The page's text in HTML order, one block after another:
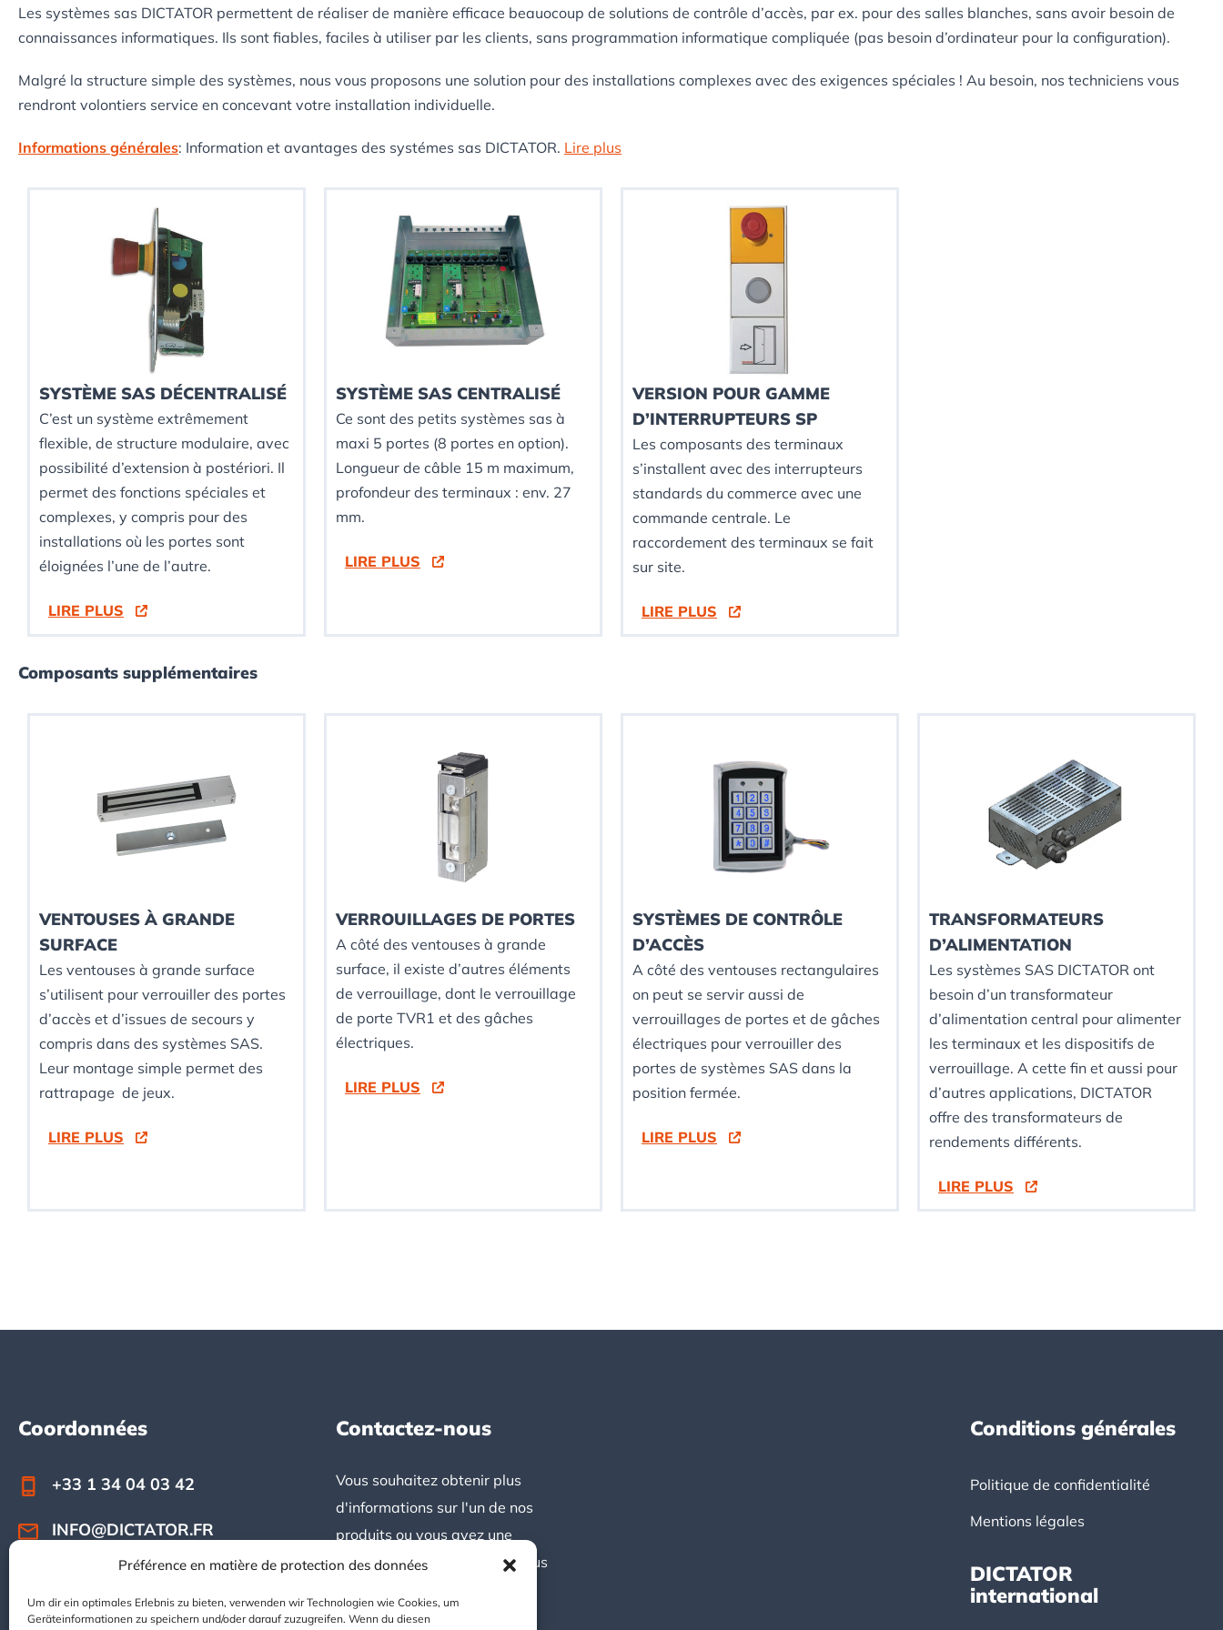
Préférence en matière de protection des données
Um dir ein optimales Erlebnis zu bieten, verwenden wir Technologien wie Cookies, um
Geräteinformationen zu speichern und/oder darauf zuzugreifen. Wenn du diesen
Les systèmes sas DICTATOR permettent de réaliser de manière efficace beauocoup de solutions de contrôle d’accès, par ex. pour des salles blanches, sans avoir besoin de
connaissances informatiques. Ils sont fiables, faciles à utiliser par les clients, sans programmation informatique compliquée (pas besoin d’ordinateur pour la configuration).
Malgré la structure simple des systèmes, nous vous proposons une solution pour des installations complexes avec des exigences spéciales ! Au besoin, nos techniciens vous
rendront volontiers service en concevant votre installation individuelle.
Informations générales: Information et avantages des systémes sas DICTATOR. Lire plus
SYSTÈME SAS DÉCENTRALISÉ
C’est un système extrêmement
flexible, de structure modulaire, avec
possibilité d’extension à postériori. Il
permet des fonctions spéciales et
complexes, y compris pour des
installations où les portes sont
éloignées l’une de l’autre.
LIRE PLUS
SYSTÈME SAS CENTRALISÉ
Ce sont des petits systèmes sas à
maxi 5 portes (8 portes en option).
Longueur de câble 15 m maximum,
profondeur des terminaux : env. 27
mm.
LIRE PLUS
VERSION POUR GAMME
D’INTERRUPTEURS SP
Les composants des terminaux
s’installent avec des interrupteurs
standards du commerce avec une
commande centrale. Le
raccordement des terminaux se fait
sur site.
LIRE PLUS
Composants supplémentaires
VENTOUSES À GRANDE
SURFACE
Les ventouses à grande surface
s’utilisent pour verrouiller des portes
d’accès et d’issues de secours y
compris dans des systèmes SAS.
Leur montage simple permet des
rattrapage de jeux.
LIRE PLUS
VERROUILLAGES DE PORTES
A côté des ventouses à grande
surface, il existe d’autres éléments
de verrouillage, dont le verrouillage
de porte TVR1 et des gâches
électriques.
LIRE PLUS
SYSTÈMES DE CONTRÔLE
D’ACCÈS
A côté des ventouses rectangulaires
on peut se servir aussi de
verrouillages de portes et de gâches
électriques pour verrouiller des
portes de systèmes SAS dans la
position fermée.
LIRE PLUS
TRANSFORMATEURS
D’ALIMENTATION
Les systèmes SAS DICTATOR ont
besoin d’un transformateur
d’alimentation central pour alimenter
les terminaux et les dispositifs de
verrouillage. A cette fin et aussi pour
d’autres applications, DICTATOR
offre des transformateurs de
rendements différents.
LIRE PLUS
Footer
Coordonnées
+33 1 34 04 03 42
INFO@DICTATOR.FR
Contactez-nous
Vous souhaitez obtenir plus
d'informations sur l'un de nos
produits ou vous avez une
question ? N'hésitez pas à nous
Conditions générales
Politique de confidentialité
Mentions légales
DICTATOR
international